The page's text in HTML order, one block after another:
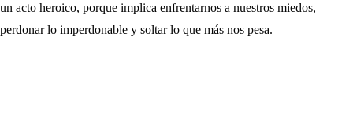
un acto heroico, porque implica enfrentarnos a nuestros miedos,
perdonar lo imperdonable y soltar lo que más nos pesa.